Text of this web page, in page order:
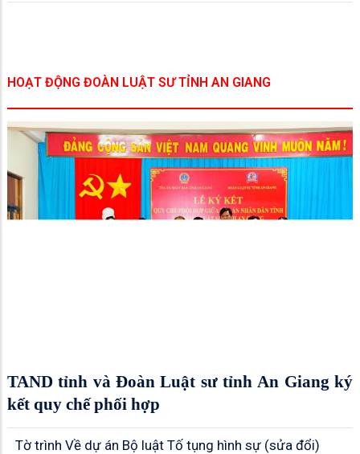
HOẠT ĐỘNG ĐOÀN LUẬT SƯ TỈNH AN GIANG
TAND tỉnh và Đoàn Luật sư tỉnh An Giang ký
kết quy chế phối hợp
Tờ trình Về dự án Bộ luật Tố tụng hình sự (sửa đổi)